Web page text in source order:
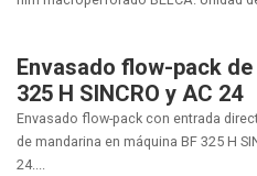
Envasado flow-pack
325 H SINCRO y AC 24
Envasado flow-pack con entrada
de mandarina en máquina BF 325 H
24....